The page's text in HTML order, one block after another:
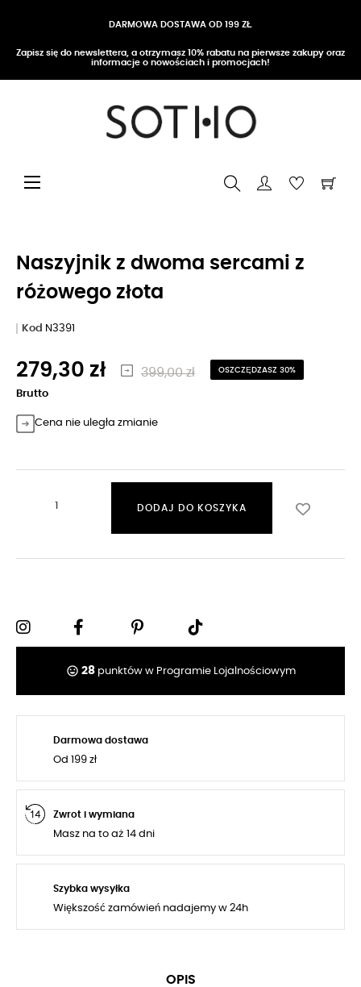
DARMOWA DOSTAWA OD 199 ZŁ
Zapisz się do newslettera, a otrzymasz 10% rabatu na pierwsze zakupy oraz
informacje o nowościach i promocjach!
Przełącz nawigację
☰
Naszyjnik z dwoma sercami z
różowego złota
Kod N3391
279,30 zł 399,00 zł OSZCZĘDZASZ 30%
Brutto
Cena nie uległa zmianie
DODAJ DO KOSZYKA
tag_faces 28punktów w Programie Lojalnościowym
Darmowa dostawa
Od 199 zł
Zwrot i wymiana
Masz na to aż 14 dni
Szybka wysyłka
Większość zamówień nadajemy w 24h
OPIS